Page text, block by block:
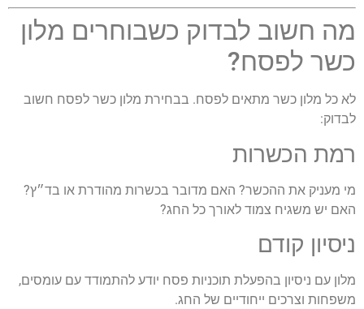
מה חשוב לבדוק כשבוחרים מלון
כשר לפסח?
לא כל מלון כשר מתאים לפסח. בבחירת מלון כשר לפסח חשוב
לבדוק:
רמת הכשרות
מי מעניק את ההכשר? האם מדובר בכשרות מהודרת או בד״ץ?
האם יש משגיח צמוד לאורך כל החג?
ניסיון קודם
מלון עם ניסיון בהפעלת תוכניות פסח יודע להתמודד עם עומסים,
משפחות וצרכים ייחודיים של החג.